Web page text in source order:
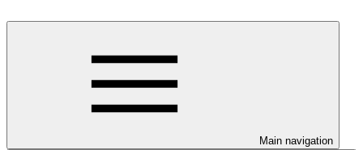
Main navigation